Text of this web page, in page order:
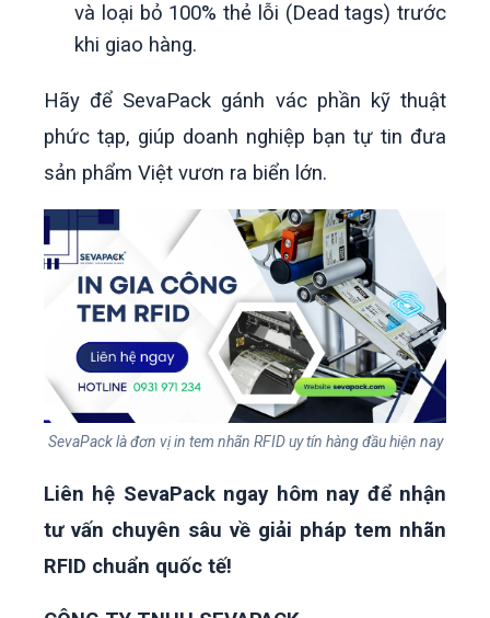
và loại bỏ 100% thẻ lỗi (Dead tags) trước
khi giao hàng.
Hãy để SevaPack gánh vác phần kỹ thuật
phức tạp, giúp doanh nghiệp bạn tự tin đưa
sản phẩm Việt vươn ra biển lớn.
SevaPack là đơn vị in tem nhãn RFID uy tín hàng đầu hiện nay
Liên hệ SevaPack ngay hôm nay để nhận
tư vấn chuyên sâu về giải pháp tem nhãn
RFID chuẩn quốc tế!